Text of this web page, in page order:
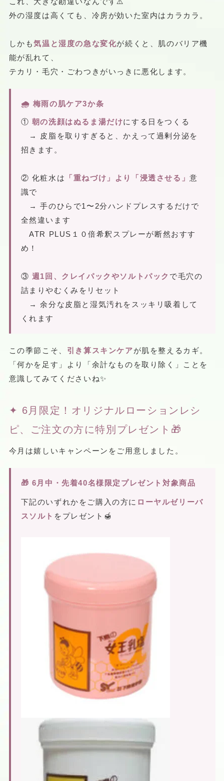
外の湿度は高くても、冷房が効いた室内はカラカラ。
しかも気温と湿度の急な変化が続くと、肌のバリア機
能が乱れて、
テカリ・毛穴・ごわつきがいっきに悪化します。
🌧 梅雨の肌ケア3か条
① 朝の洗顔はぬるま湯だけにする日をつくる
→ 皮脂を取りすぎると、かえって過剰分泌を
招きます。
② 化粧水は 「重ねづけ」より「浸透させる」意
識で
→ 手のひらで1〜2分ハンドプレスするだけで
全然違います
ATR PLUS１０倍希釈スプレーが断然おすす
め！
③ 週1回、クレイパックやソルトパック で毛穴の
詰まりやむくみをリセット
→ 余分な皮脂と湿気汚れをスッキリ吸着して
くれます
この季節こそ、 引き算スキンケアが肌を整えるカギ。
「何かを足す」より「余計なものを取り除く」ことを
意識してみてくださいね✨
✦ 6月限定！オリジナルローションレシ
ピ、ご注文の方に特別プレゼント🎁
今月は嬉しいキャンペーンをご用意しました。
🎁 6月中・先着40名様限定プレゼント対象商品
下記のいずれかをご購入の方に ローヤルゼリーバ
スソルト をプレゼント🍯